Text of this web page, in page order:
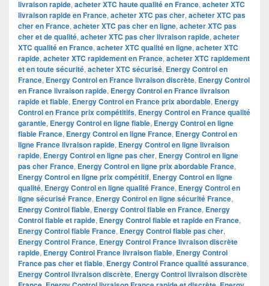
livraison rapide, acheter XTC haute qualité en France, acheter XTC
livraison rapide en France, acheter XTC pas cher, acheter XTC pas
cher en France, acheter XTC pas cher en ligne, acheter XTC pas
cher et de qualité, acheter XTC pas cher livraison rapide, acheter
XTC qualité en France, acheter XTC qualité en ligne, acheter XTC
rapide, acheter XTC rapidement en France, acheter XTC rapidement
et en toute sécurité, acheter XTC sécurisé, Energy Control en
France, Energy Control en France livraison discrète, Energy Control
en France livraison rapide, Energy Control en France livraison
rapide et fiable, Energy Control en France prix abordable, Energy
Control en France prix compétitifs, Energy Control en France qualité
garantie, Energy Control en ligne fiable, Energy Control en ligne
fiable France, Energy Control en ligne France, Energy Control en
ligne France livraison rapide, Energy Control en ligne livraison
rapide, Energy Control en ligne pas cher, Energy Control en ligne
pas cher France, Energy Control en ligne prix abordable France,
Energy Control en ligne prix compétitif, Energy Control en ligne
qualité, Energy Control en ligne qualité France, Energy Control en
ligne sécurisé France, Energy Control en ligne sécurité France,
Energy Control fiable, Energy Control fiable en France, Energy
Control fiable et rapide, Energy Control fiable et rapide en France,
Energy Control fiable France, Energy Control fiable pas cher,
Energy Control France, Energy Control France livraison discrète
rapide, Energy Control France livraison fiable, Energy Control
France pas cher et fiable, Energy Control France qualité assurance,
Energy Control livraison discrète, Energy Control livraison discrète